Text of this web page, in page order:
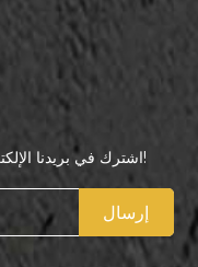
اشترك في بريدنا الإلكتروني لتكون أول من يعرف عروضنا الخاصة!
إرسال